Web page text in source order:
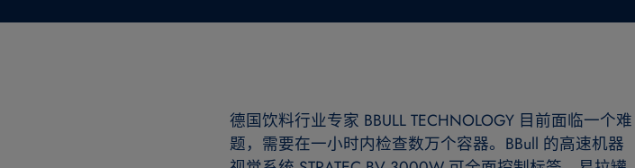
德国饮料行业专家 BBULL TECHNOLOGY 目前面临一个难
题，需要在一小时内检查数万个容器。BBull 的高速机器